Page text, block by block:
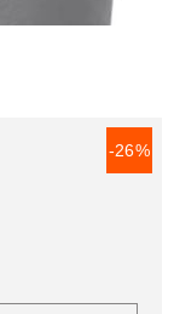
-26%